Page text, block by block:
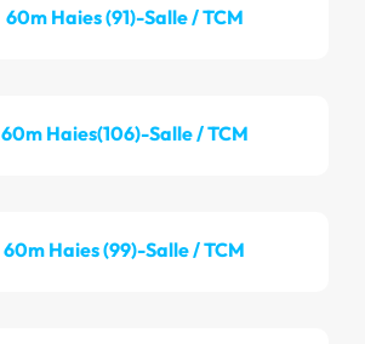
60m Haies (91)-Salle / TCM
60m Haies(106)-Salle / TCM
60m Haies (99)-Salle / TCM